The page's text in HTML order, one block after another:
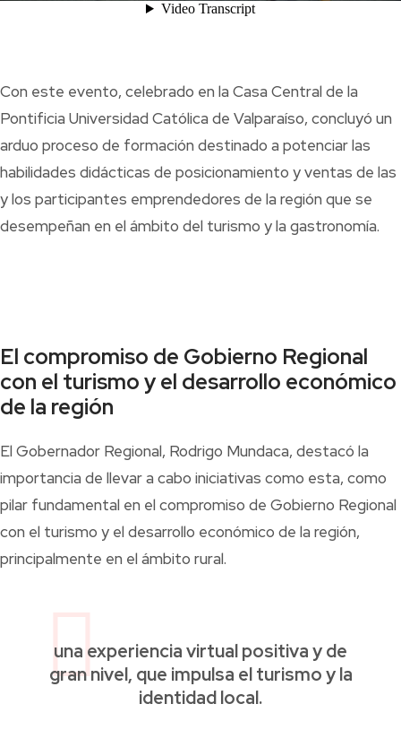
Con este evento, celebrado en la Casa Central de la
Pontificia Universidad Católica de Valparaíso, concluyó un
arduo proceso de formación destinado a potenciar las
habilidades didácticas de posicionamiento y ventas de las
y los participantes emprendedores de la región que se
desempeñan en el ámbito del turismo y la gastronomía.
El compromiso de Gobierno Regional
con el turismo y el desarrollo económico
de la región
El Gobernador Regional, Rodrigo Mundaca, destacó la
importancia de llevar a cabo iniciativas como esta, como
pilar fundamental en el compromiso de Gobierno Regional
con el turismo y el desarrollo económico de la región,
principalmente en el ámbito rural.
una experiencia virtual positiva y de
gran nivel, que impulsa el turismo y la
identidad local.